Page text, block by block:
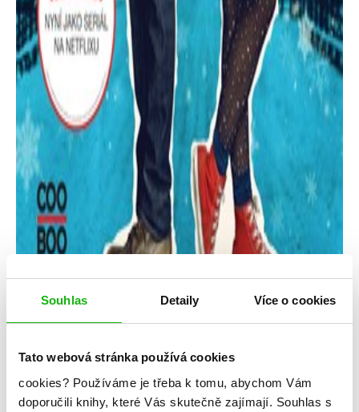
Souhlas Detaily Více o cookies
Tato webová stránka používá cookies
cookies? Používáme je třeba k tomu, abychom Vám
doporučili knihy, které Vás skutečně zajímají. Souhlas s
Rachel Cohnová David Levithan